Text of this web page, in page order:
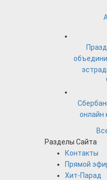
онлайн
Разделы Сайта
Контакты
Прямой
Хит-Парад